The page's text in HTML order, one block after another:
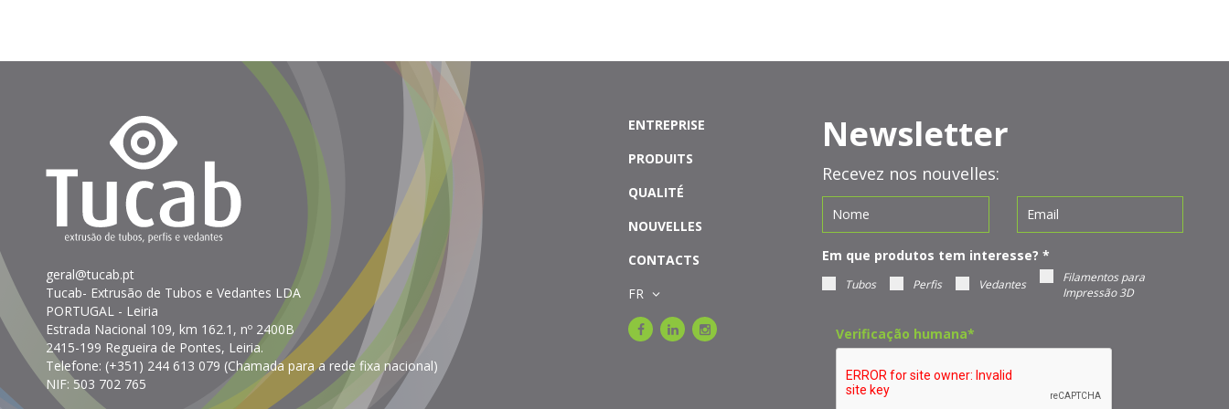
geral@tucab.pt
Tucab- Extrusão de Tubos e Vedantes LDA
PORTUGAL - Leiria
Estrada Nacional 109, km 162.1, nº 2400B
2415-199 Regueira de Pontes, Leiria.
Telefone: (+351) 244 613 079 (Chamada para a rede fixa nacional)
NIF: 503 702 765
ENTREPRISE
PRODUITS
QUALITÉ
NOUVELLES
CONTACTS
FR
Newsletter
Recevez nos nouvelles:
Em que produtos tem interesse?*
Tubos Perfis Vedantes
Filamentos para
Impressão 3D
Verificação humana*